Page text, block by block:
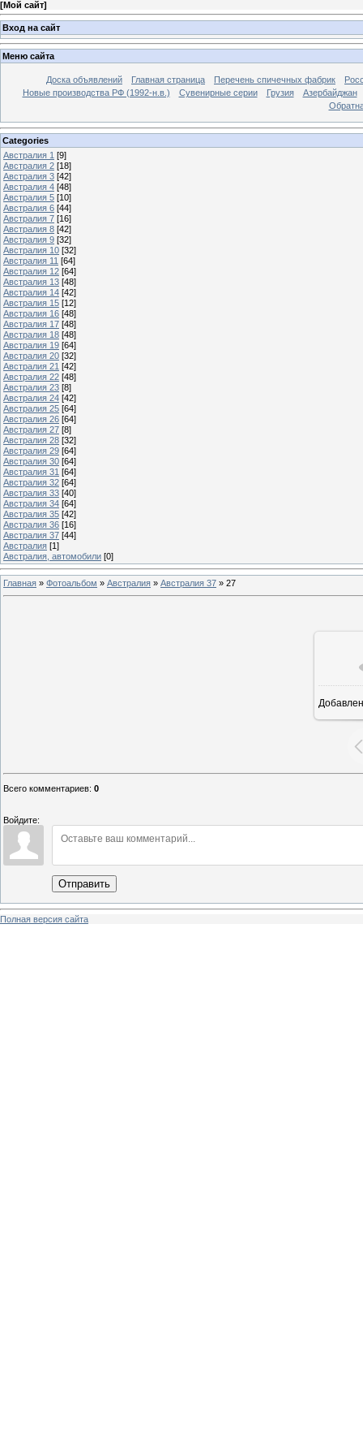
[Мой сайт]
Вход на сайт
Меню сайта
Доска объявлений Главная страница Перечень спичечных фабрик
Новые производства РФ (1992-н.в.)
Сувенирные серии Грузия
Азербайджан
Categories
Австралия 1 [9]
Австралия 2 [18]
Австралия 3 [42]
Австралия 4 [48]
Австралия 5 [10]
Австралия 6 [44]
Австралия 7 [16]
Австралия 8 [42]
Австралия 9 [32]
Австралия 10 [32]
Австралия 11 [64]
Австралия 12 [64]
Австралия 13 [48]
Австралия 14 [42]
Австралия 15 [12]
Австралия 16 [48]
Австралия 17 [48]
Австралия 18 [48]
Австралия 19 [64]
Австралия 20 [32]
Австралия 21 [42]
Австралия 22 [48]
Австралия 23 [8]
Австралия 24 [42]
Австралия 25 [64]
Австралия 26 [64]
Австралия 27 [8]
Австралия 28 [32]
Австралия 29 [64]
Австралия 30 [64]
Австралия 31 [64]
Австралия 32 [64]
Австралия 33 [40]
Австралия 34 [64]
Австралия 35 [42]
Австралия 36 [16]
Австралия 37 [44]
Австралия [1]
Австралия, автомобили [0]
Главная » Фотоальбом » Австралия » Австралия 37 » 27
Всего комментариев: 0
Войдите:
Отправить
Полная версия сайта